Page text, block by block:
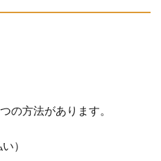
の方法があります。
）